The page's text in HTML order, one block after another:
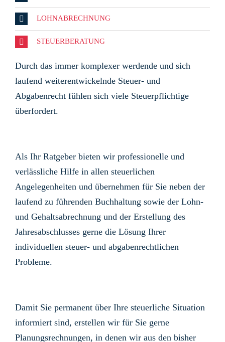
LOHNABRECHNUNG
STEUERBERATUNG
Durch das immer komplexer werdende und sich
laufend weiterentwickelnde Steuer- und
Abgabenrecht fühlen sich viele Steuerpflichtige
überfordert.
Als Ihr Ratgeber bieten wir professionelle und
verlässliche Hilfe in allen steuerlichen
Angelegenheiten und übernehmen für Sie neben der
laufend zu führenden Buchhaltung sowie der Lohn-
und Gehaltsabrechnung und der Erstellung des
Jahresabschlusses gerne die Lösung Ihrer
individuellen steuer- und abgabenrechtlichen
Probleme.
Damit Sie permanent über Ihre steuerliche Situation
informiert sind, erstellen wir für Sie gerne
Planungsrechnungen, in denen wir aus den bisher